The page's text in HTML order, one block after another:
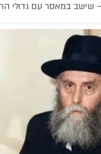
שישב במאסר עם גדולי